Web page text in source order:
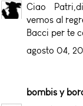
Ciao
vemos al
Bacci per te
agosto 04,
bombis y